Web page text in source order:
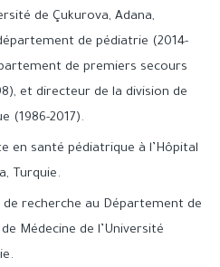
de Çukurova, Adana,
de pédiatrie (2014-
de premiers secours
et directeur de la division de
(1986-2017).
en santé pédiatrique à l’Hôpital
Turquie.
recherche au Département de
Médecine de l’Université